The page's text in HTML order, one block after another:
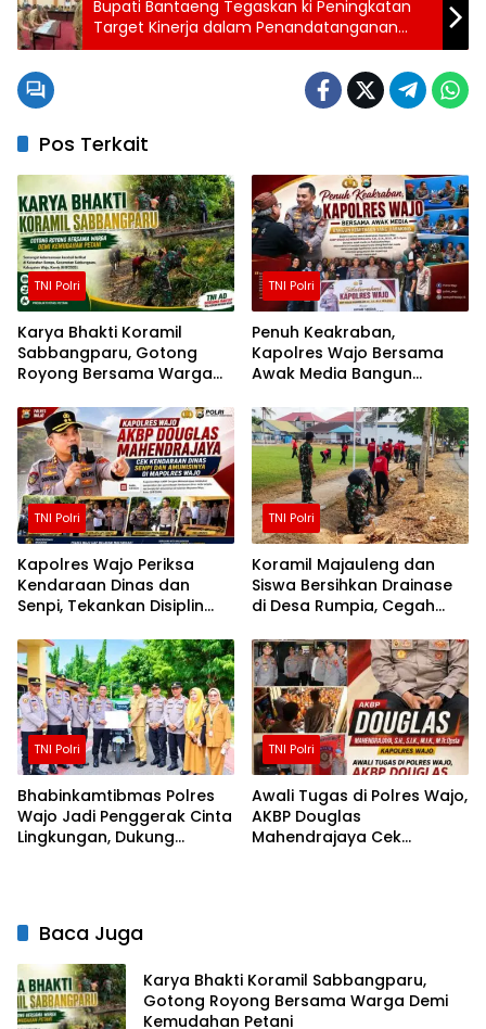
Bupati Bantaeng Tegaskan ki Peningkatan
Target Kinerja dalam Penandatanganan
Pakta Integritas 2026
Pos Terkait
TNI Polri
Karya Bhakti Koramil
Sabbangparu, Gotong
Royong Bersama Warga
TNI Polri
Penuh Keakraban,
Kapolres Wajo Bersama
Awak Media Bangun
TNI Polri
Kapolres Wajo Periksa
Kendaraan Dinas dan
Senpi, Tekankan Disiplin
Personel
TNI Polri
Koramil Majauleng dan
Siswa Bersihkan Drainase
di Desa Rumpia, Cegah
TNI Polri
Bhabinkamtibmas Polres
Wajo Jadi Penggerak Cinta
Lingkungan, Dukung
TNI Polri
Awali Tugas di Polres Wajo,
AKBP Douglas
Mahendrajaya Cek
Baca Juga
Karya Bhakti Koramil Sabbangparu,
Gotong Royong Bersama Warga Demi
Kemudahan Petani